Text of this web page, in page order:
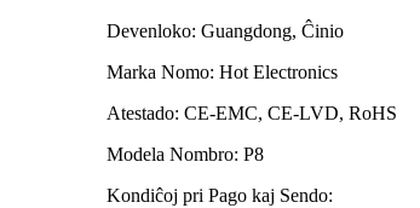
Devenloko: Guangdong, Ĉinio
Marka Nomo: Hot Electronics
Atestado: CE-EMC, CE-LVD, RoHS
Modela Nombro: P8
Kondiĉoj pri Pago kaj Sendo: